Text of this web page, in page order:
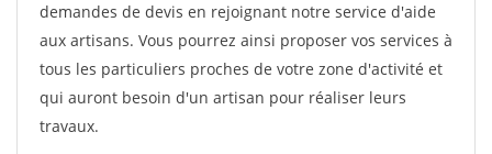
demandes de devis en rejoignant notre service d'aide
aux artisans. Vous pourrez ainsi proposer vos services à
tous les particuliers proches de votre zone d'activité et
qui auront besoin d'un artisan pour réaliser leurs
travaux.